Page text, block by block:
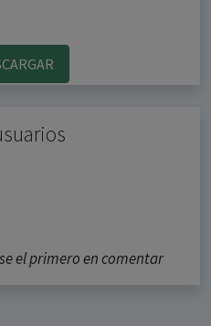
el primero en comentar